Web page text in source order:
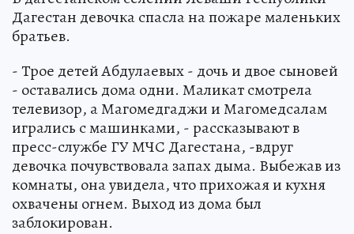
Дагестан девочка спасла на пожаре маленьких
братьев.
- Трое детей Абдулаевых - дочь и двое сыновей
- оставались дома одни. Маликат смотрела
телевизор, а Магомедгаджи и Магомедсалам
игрались с машинками, - рассказывают в
пресс-службе ГУ МЧС Дагестана, -вдруг
девочка почувствовала запах дыма. Выбежав из
комнаты, она увидела, что прихожая и кухня
охвачены огнем. Выход из дома был
заблокирован.